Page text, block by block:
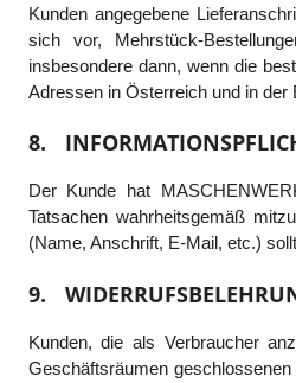
Kunden angegebene
sich vor, Mehrstück-
insbesondere dann, wenn die
Adressen in Österreich und in
8.
Der Kunde hat
Tatsachen wahrheitsgemäß
(Name, Anschrift, E-Mail, etc.)
9.
Kunden, die als Verbraucher
Geschäftsräumen